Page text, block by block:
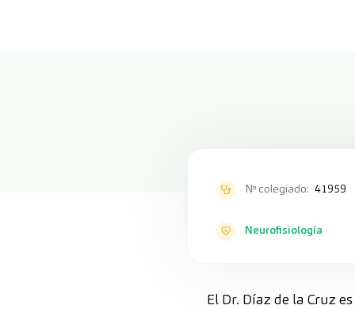
Nº colegiado: 41959
Neurofisiología
El Dr. Díaz de la Cruz